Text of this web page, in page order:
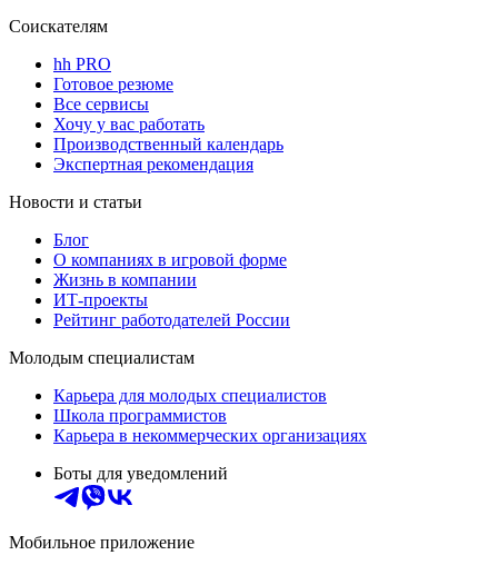
Соискателям
hh PRO
Готовое резюме
Все сервисы
Хочу у вас работать
Производственный календарь
Экспертная рекомендация
Новости и статьи
Блог
О компаниях в игровой форме
Жизнь в компании
ИТ-проекты
Рейтинг работодателей России
Молодым специалистам
Карьера для молодых специалистов
Школа программистов
Карьера в некоммерческих организациях
Боты для уведомлений
Мобильное приложение